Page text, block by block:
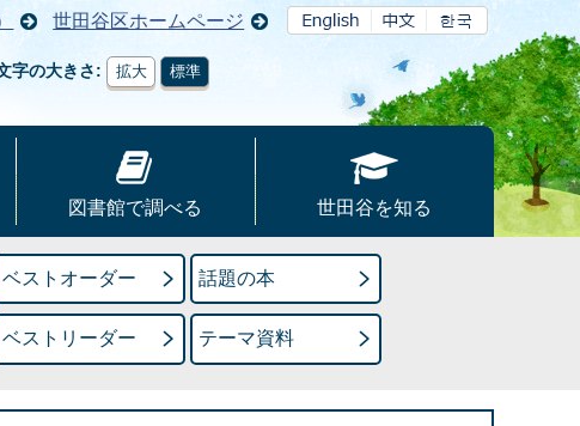
世田谷区ホームページ
字の大きさ 拡大 標準
図書館で調べる 世田谷を知る
ベストオーダー 話題の本
ベストリーダー テーマ資料